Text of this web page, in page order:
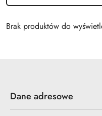
Brak produktów do
Dane adresowe